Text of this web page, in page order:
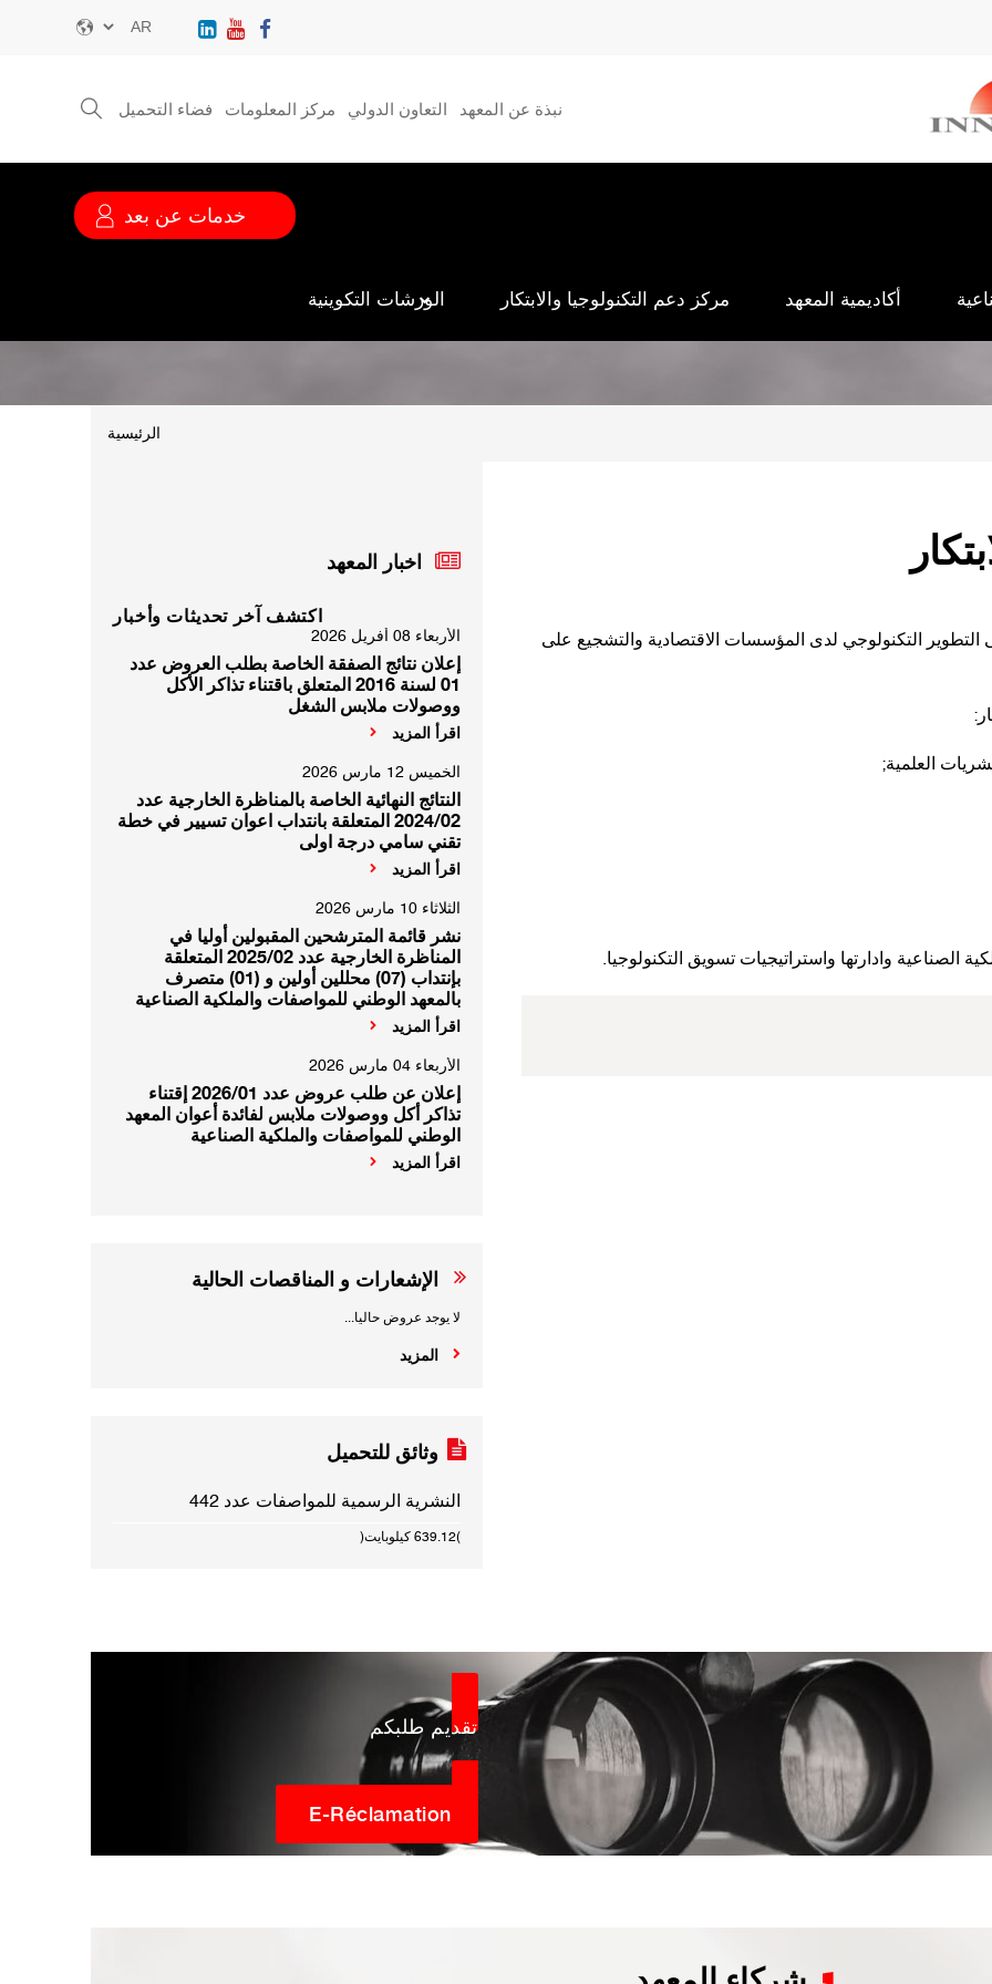
Select
Menu
نبذة عن المعهد التعاون الدولي مركز المعلومات فضاء التحميل
الخدمة
خدمات عن بعد
أكاديمية المعهد مركز دعم التكنولوجيا والابتكار الورشات التكوينية
الرئيسية
التطوير التكنولوجي لدى المؤسسات الاقتصادية والتشجيع على
العلمية;
وادارتها واستراتيجيات تسويق التكنولوجيا.
اخبار المعهد
اكتشف آخر تحديثات وأخبار
الأربعاء 08 أفريل 2026
إعلان نتائج الصفقة الخاصة بطلب العروض عدد
01 لسنة 2016 المتعلق باقتناء تذاكر الأكل
ووصولات ملابس الشغل
اقرأ المزيد
الخميس 12 مارس 2026
النتائج النهائية الخاصة بالمناظرة الخارجية عدد
2024/02 المتعلقة بانتداب اعوان تسيير في خطة
تقني سامي درجة اولى
اقرأ المزيد
الثلاثاء 10 مارس 2026
نشر قائمة المترشحين المقبولين أوليا في
المناظرة الخارجية عدد 2025/02 المتعلقة
بإنتداب (07) محللين أولين و (01) متصرف
بالمعهد الوطني للمواصفات والملكية الصناعية
اقرأ المزيد
الأربعاء 04 مارس 2026
إعلان عن طلب عروض عدد 2026/01 إقتناء
تذاكر أكل ووصولات ملابس لفائدة أعوان المعهد
الوطني للمواصفات والملكية الصناعية
اقرأ المزيد
الإشعارات و المناقصات الحالية
لا يوجد عروض حاليا...
المزيد
وثائق للتحميل
النشرية الرسمية للمواصفات عدد 442
(639.12 كيلوبايت)
تقديم طلبكم
E-Réclamation